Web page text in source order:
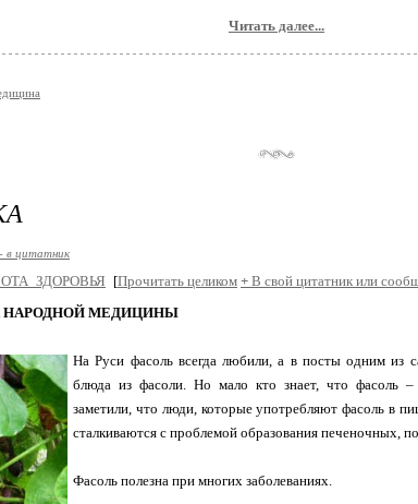
Читать далее...
в цитатник
[Прочитать целиком + В свой цитатник или
НАРОДНОЙ МЕДИЦИНЫ
На Руси фасоль всегда любили, а в посты одним из
блюда из фасоли. Но мало кто знает, что фасоль –
заметили, что люди, которые употребляют фасоль в
сталкиваются с проблемой образования печеночных,
Фасоль полезна при многих заболеваниях.